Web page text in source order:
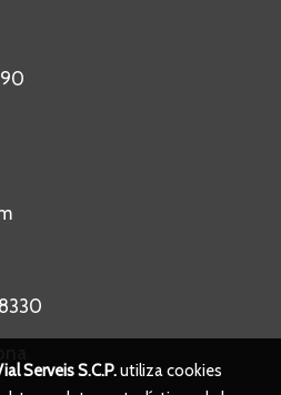
Serveis S.C.P.utiliza cookies